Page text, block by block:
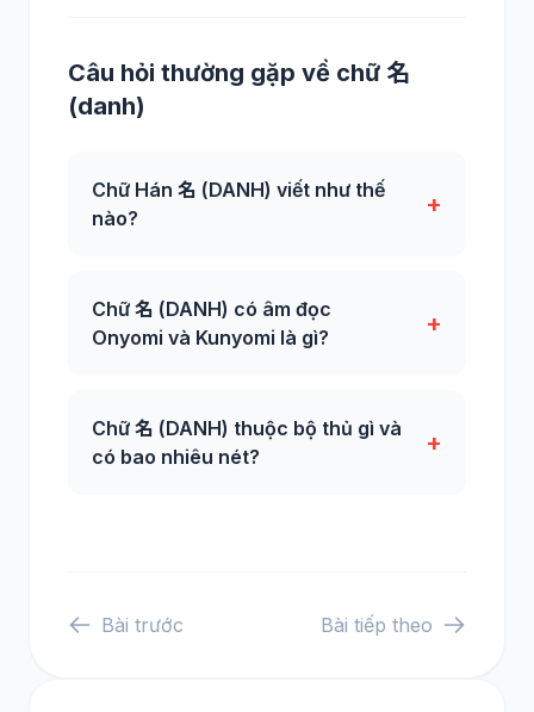
Câu hỏi thường gặp về chữ 名
(danh)
Chữ Hán 名 (DANH) viết như thế
nào?
+
Chữ 名 (DANH) có âm đọc
Onyomi và Kunyomi là gì?
+
Chữ 名 (DANH) thuộc bộ thủ gì và
có bao nhiêu nét?
+
Bài trước Bài tiếp theo